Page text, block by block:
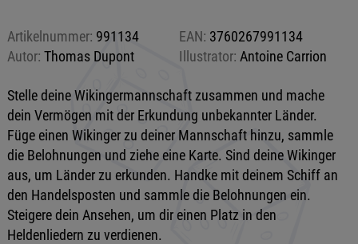
Artikelnummer: 991134 EAN: 3760267991134
Autor: Thomas Dupont Illustrator: Antoine Carrion
Stelle deine Wikingermannschaft zusammen und mache
dein Vermögen mit der Erkundung unbekannter Länder.
Füge einen Wikinger zu deiner Mannschaft hinzu, sammle
die Belohnungen und ziehe eine Karte. Sind deine Wikinger
aus, um Länder zu erkunden. Handke mit deinem Schiff an
den Handelsposten und sammle die Belohnungen ein.
Steigere dein Ansehen, um dir einen Platz in den
Heldenliedern zu verdienen.